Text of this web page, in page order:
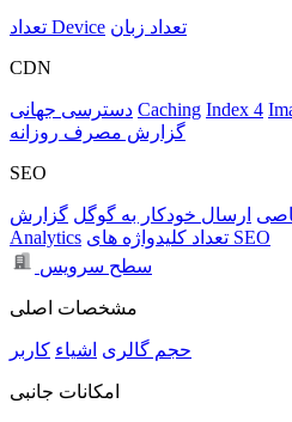
تعداد Device تعداد زبان
CDN
دسترسی جهانی Caching Index 4
گزارش مصرف روزانه
SEO
ارسال خودکار به گوگل گزارش
Analytics
تعداد کلیدواژه های SEO
سطح سرویس
مشخصات اصلی
حجم گالری اشیاء کاربر
امکانات جانبی